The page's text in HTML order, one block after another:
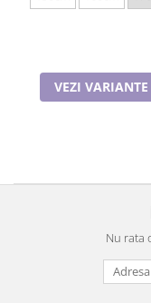
VEZI VARIANTE
Nu rata